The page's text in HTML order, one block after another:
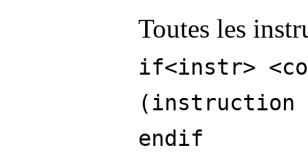
Toutes les
if<instr>
endif